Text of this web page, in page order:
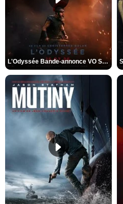
L'Odyssée Bande-annonce VO STFR